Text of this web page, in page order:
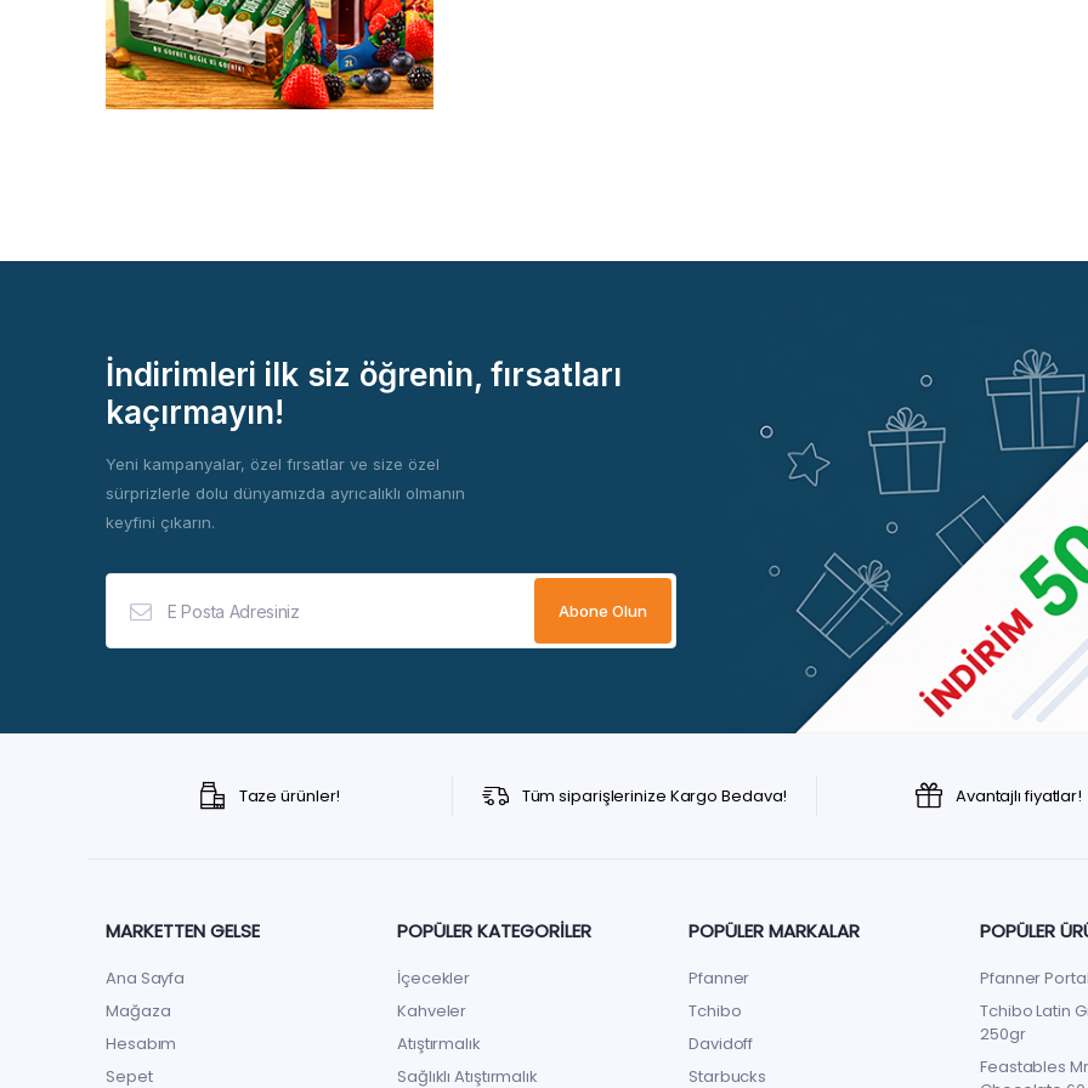
İndirimleri ilk siz öğrenin, fırsatları
kaçırmayın!
Yeni kampanyalar, özel fırsatlar ve size özel
sürprizlerle dolu dünyamızda ayrıcalıklı olmanın
keyfini çıkarın.
Taze ürünler! Tüm siparişlerinize Kargo Bedava! Avantajlı fiyatlar!
MARKETTEN GELSE
Ana Sayfa
Mağaza
Hesabım
Sepet
POPÜLER KATEGORILER
İçecekler
Kahveler
Atıştırmalık
Sağlıklı Atıştırmalık
POPÜLER MARKALAR
Pfanner
Tchibo
Davidoff
Starbucks
POPÜLER
Pfanner
Tchibo Latin
250gr
Feastables